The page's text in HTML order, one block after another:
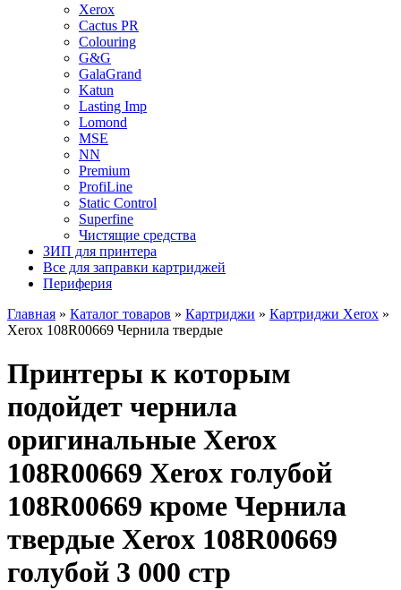
Xerox
Cactus PR
Colouring
G&G
GalaGrand
Katun
Lasting Imp
Lomond
MSE
NN
Premium
ProfiLine
Static Control
Superfine
Чистящие средства
ЗИП для принтера
Все для заправки картриджей
Периферия
Главная » Каталог товаров » Картриджи » Картриджи Xerox »
Xerox 108R00669 Чернила твердые
Принтеры к которым
подойдет чернила
оригинальные Xerox
108R00669 Xerox голубой
108R00669 кроме Чернила
твердые Xerox 108R00669
голубой 3 000 стр